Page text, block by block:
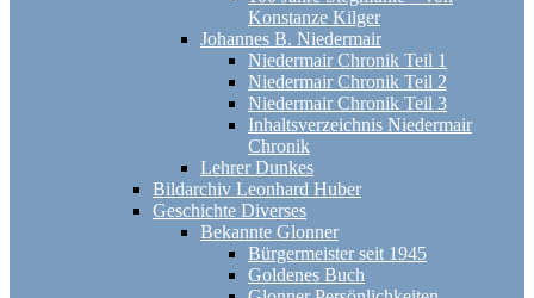
Konstanze Kilger
Johannes B. Niedermair
Niedermair Chronik Teil 1
Niedermair Chronik Teil 2
Niedermair Chronik Teil 3
Inhaltsverzeichnis Niedermair
Chronik
Lehrer Dunkes
Bildarchiv Leonhard Huber
Geschichte Diverses
Bekannte Glonner
Bürgermeister seit 1945
Goldenes Buch